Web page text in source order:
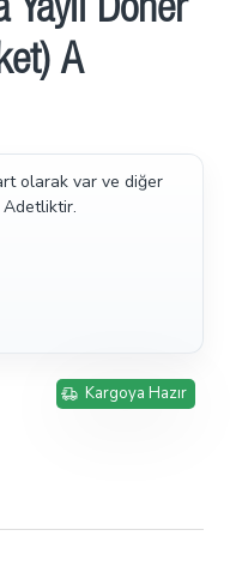
Döner
A
olarak var ve diğer
Kargoya Hazır